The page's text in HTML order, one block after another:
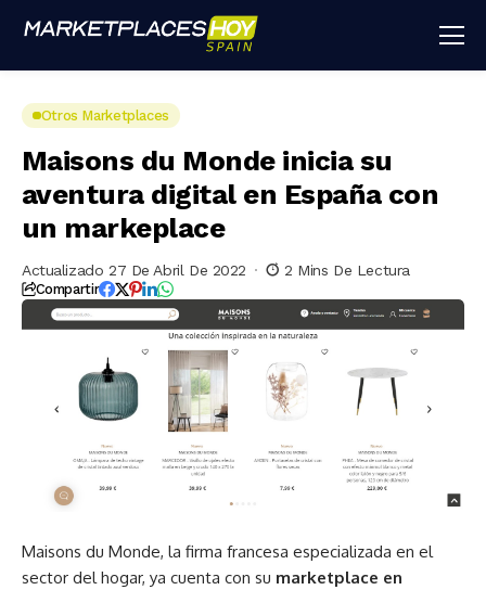
Otros Marketplaces
Maisons du Monde inicia su
aventura digital en España con
un markeplace
Actualizado 27 De Abril De 2022 2 Mins De Lectura
Compartir
Maisons du Monde, la firma francesa especializada en el
sector del hogar, ya cuenta con su marketplace en